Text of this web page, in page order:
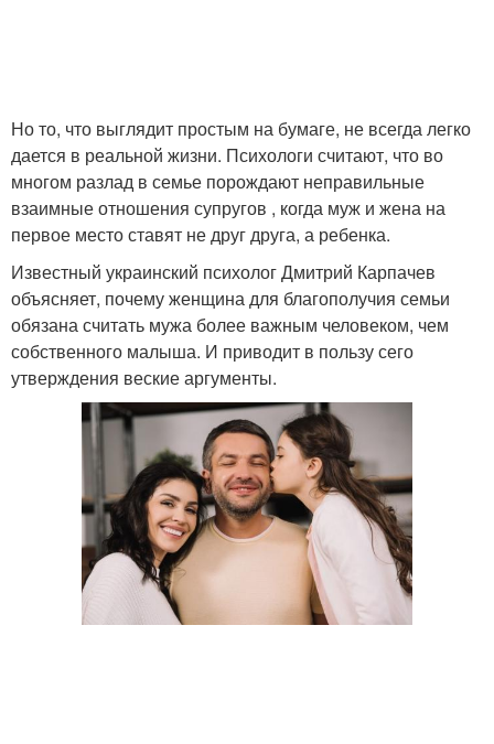
Но то, что выглядит простым на бумаге, не всегда легко
дается в реальной жизни. Психологи считают, что во
многом разлад в семье порождают неправильные
взаимные отношения супругов , когда муж и жена на
первое место ставят не друг друга, а ребенка.
Известный украинский психолог Дмитрий Карпачев
объясняет, почему женщина для благополучия семьи
обязана считать мужа более важным человеком, чем
собственного малыша. И приводит в пользу сего
утверждения веские аргументы.